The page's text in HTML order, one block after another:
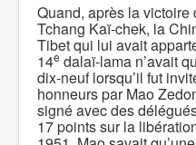
Quand, après la victoire
Tchang Kaï-chek, la
Tibet qui lui avait
14e dalaï-lama n’avait
dix-neuf lorsqu’il fut
honneurs par Mao
signé avec des
17 points sur la